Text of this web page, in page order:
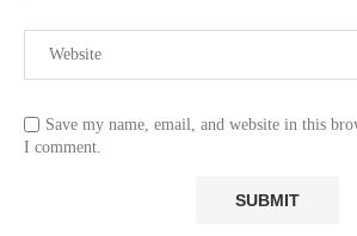
Save my name, email, and website in this
I comment.